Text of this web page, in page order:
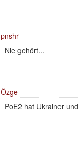
pnshr
Nie gehört...
Özge
PoE2 hat Ukrainer